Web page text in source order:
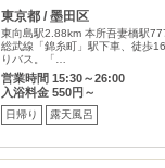
東京都 / 墨田区
東向島駅2.88km 本所吾妻橋駅
総武線「錦糸町」駅下車、徒歩
りバス。「…
営業時間 15:30～26:00
入浴料金 550円～
日帰り 露天風呂